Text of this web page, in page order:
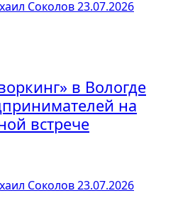
Соколов23.07.2026
в Вологде
на
встрече
Соколов23.07.2026